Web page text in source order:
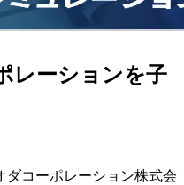
レーションを子
ダコーポレーション株式会